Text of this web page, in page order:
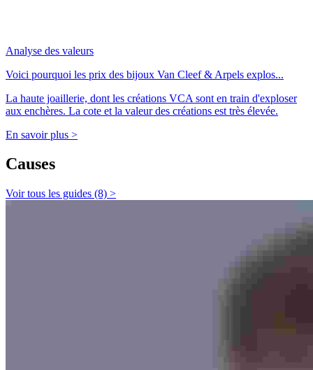
Analyse des valeurs
Voici pourquoi les prix des bijoux Van Cleef & Arpels explos...
La haute joaillerie, dont les créations VCA sont en train d'exploser
aux enchères. La cote et la valeur des créations est très élevée.
En savoir plus >
Causes
Voir tous les guides (8) >